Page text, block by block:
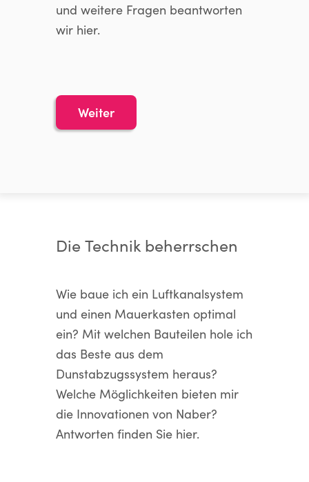
und weitere Fragen beantworten
wir hier.
Weiter
Die Technik beherrschen
Wie baue ich ein Luftkanalsystem
und einen Mauerkasten optimal
ein? Mit welchen Bauteilen hole ich
das Beste aus dem
Dunstabzugssystem heraus?
Welche Möglichkeiten bieten mir
die Innovationen von Naber?
Antworten finden Sie hier.